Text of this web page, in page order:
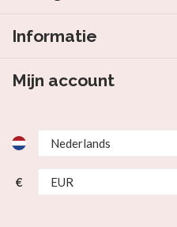
Informatie
Mijn account
€